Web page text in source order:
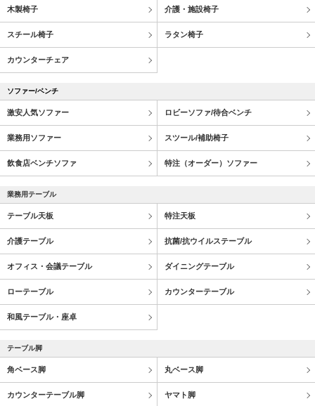
木製椅子 介護・施設椅子
スチール椅子 ラタン椅子
カウンターチェア
ソファー/ベンチ
激安人気ソファー ロビーソファ/待合ベンチ
業務用ソファー スツール/補助椅子
飲食店ベンチソファ 特注（オーダー）ソファー
業務用テーブル
テーブル天板 特注天板
介護テーブル 抗菌/抗ウイルステーブル
オフィス・会議テーブル ダイニングテーブル
ローテーブル カウンターテーブル
和風テーブル・座卓
テーブル脚
角ベース脚 丸ベース脚
カウンターテーブル脚 ヤマト脚